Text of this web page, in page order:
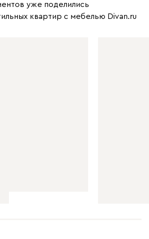
уже поделились
квартир с мебелью Divan.ru